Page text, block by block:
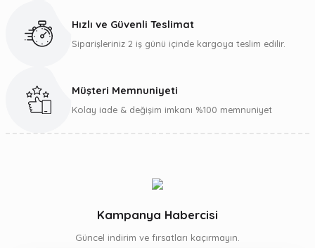
Gönder
Hızlı ve Güvenli Teslimat
Siparişleriniz 2 iş günü içinde kargoya teslim edilir.
Müşteri Memnuniyeti
Kolay iade & değişim imkanı %100 memnuniyet
Kampanya Habercisi
Güncel indirim ve fırsatları kaçırmayın.